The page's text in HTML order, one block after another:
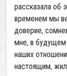
рассказала об
временем мы
доверие,
мне, в будущем
наших
настоящим,